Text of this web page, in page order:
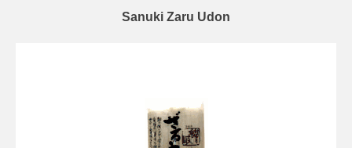
Sanuki Zaru Udon